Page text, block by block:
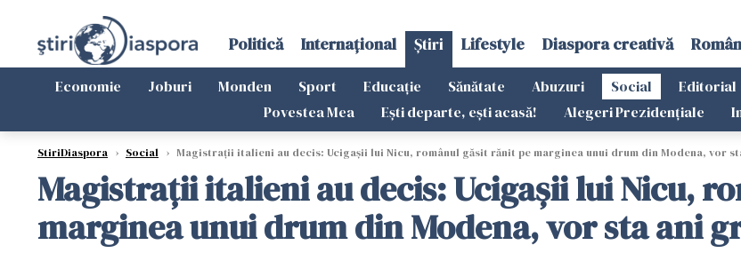
Politică Internațional Știri Lifestyle Diaspora creativă
Economie Joburi Monden Sport Educație Sănătate Abuzuri Social Editorial
Povestea Mea
Ești departe, ești acasă! Alegeri Prezidențiale
StiriDiaspora › Social › Magistrații italieni au decis: Ucigașii lui Nicu, românul găsit rănit pe marginea unui drum din Modena, vor
Magistrații italieni au decis: Ucigașii lui Nicu,
marginea unui drum din Modena, vor sta ani